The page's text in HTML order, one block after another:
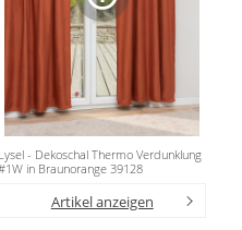
Lysel - Dekoschal Thermo Verdunklung
in Braunorange 39128
Artikel anzeigen